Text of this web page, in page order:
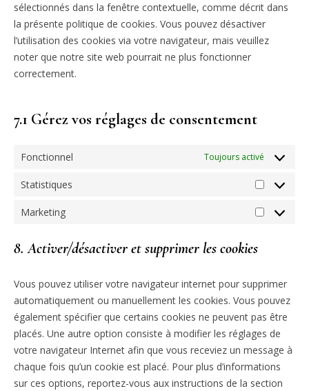
sélectionnés dans la fenêtre contextuelle, comme décrit dans
la présente politique de cookies. Vous pouvez désactiver
l’utilisation des cookies via votre navigateur, mais veuillez
noter que notre site web pourrait ne plus fonctionner
correctement.
7.1 Gérez vos réglages de consentement
Fonctionnel Toujours activé
Statistiques
Marketing
Marketing
8. Activer/désactiver et supprimer les cookies
Vous pouvez utiliser votre navigateur internet pour supprimer
automatiquement ou manuellement les cookies. Vous pouvez
également spécifier que certains cookies ne peuvent pas être
placés. Une autre option consiste à modifier les réglages de
votre navigateur Internet afin que vous receviez un message à
chaque fois qu’un cookie est placé. Pour plus d’informations
sur ces options, reportez-vous aux instructions de la section